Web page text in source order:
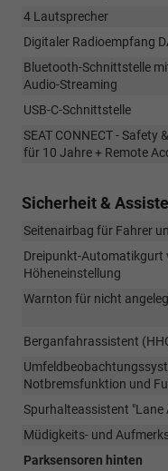
4 Lautsprecher
Digitaler Radioempfang
Bluetooth-Schnittstelle
Audio-Streaming
USB-C-Schnittstelle
SEAT CONNECT - Safety
für 10 Jahre + Remote
Sicherheit &
Seitenairbag für Fahrer
Dreipunkt-Automatikgurt
Höheneinstellung
Warnton für nicht
Berganfahrassistent
Notbremsfunktion und
Spurhalteassistent "Lane
Müdigkeits- und
Parksensoren hinten